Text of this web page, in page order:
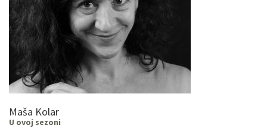
Maša Kolar
U ovoj sezoni